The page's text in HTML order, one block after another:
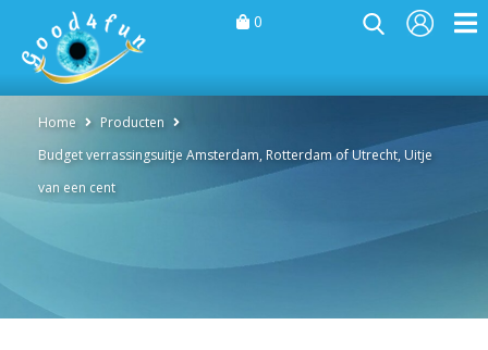
0
Home
Producten
Budget verrassingsuitje Amsterdam, Rotterdam of Utrecht, Uitje
van een cent